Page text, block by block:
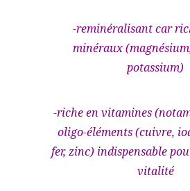
-reminéralisant car
minéraux
potassium)
-riche en vitamines
oligo-éléments (cuivre,
fer, zinc) indispensable
vitalité